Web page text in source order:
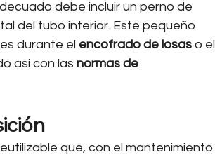
debe incluir un perno de
del tubo interior. Este pequeño
durante el encofrado de losas o el
así con las normas de
que, con el mantenimiento